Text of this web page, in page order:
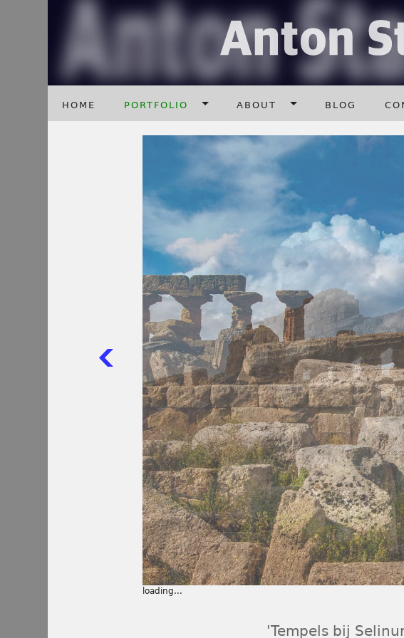
home portfolio about blog
loading...
'Tempels bij